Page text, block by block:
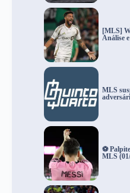
[MLS]
Análise
MLS
⚽
MLS